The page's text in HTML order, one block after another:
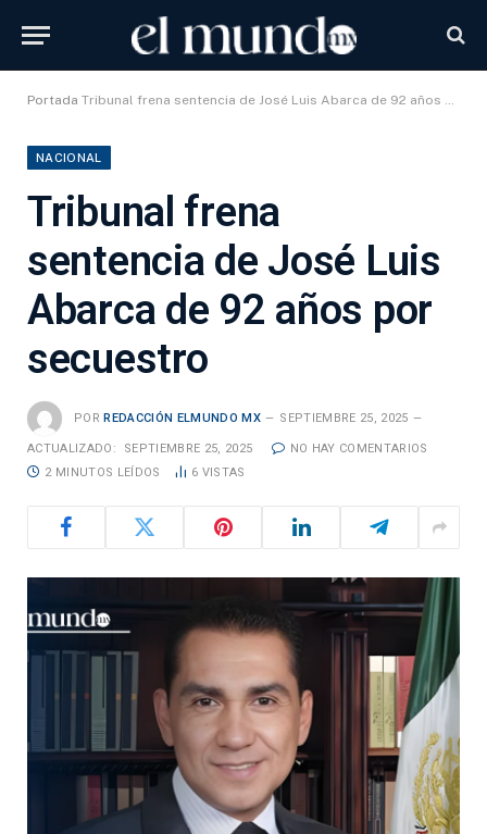
Portada Tribunal frena sentencia de José Luis Abarca de 92 años por secuestro
NACIONAL
Tribunal frena
sentencia de José Luis
Abarca de 92 años por
secuestro
POR REDACCIÓN ELMUNDO MX SEPTIEMBRE 25, 2025
ACTUALIZADO: SEPTIEMBRE 25, 2025
NO HAY COMENTARIOS
2 MINUTOS LEÍDOS
6 VISTAS